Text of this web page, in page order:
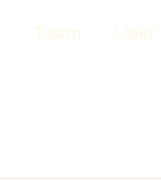
Team